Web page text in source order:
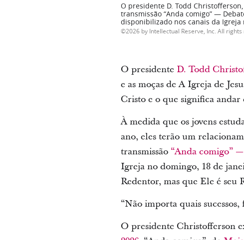
O presidente D. Todd
transmissão “Anda comigo” —
disponibilizado nos canais da
2026 by Intellectual Reserve, Inc. All rights
O presidente D. Todd
e as moças de A Igreja de
Cristo e o que significa
À medida que os jovens
ano, eles terão um
transmissão “Anda comigo”
Igreja no domingo, 18 de
Redentor, mas que Ele é seu
“Não importa quais
O presidente Christofferson